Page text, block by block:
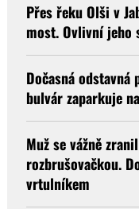
Přes řeku Olši v
most. Ovlivní jeho
Dočasná odstavná
bulvár zaparkuje
Muž se vážně
rozbrušovačkou.
vrtulníkem